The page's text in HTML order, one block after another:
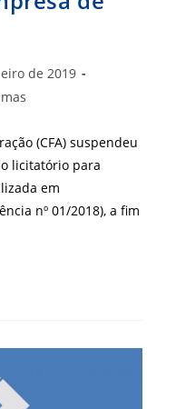
de 2019
(CFA) suspendeu
licitatório para
em
nº 01/2018), a fim